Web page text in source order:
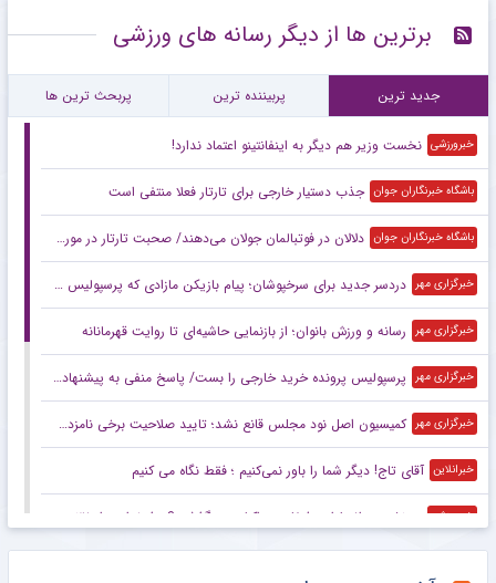
۲۰:۲۴ رونمایی از آخرین حریف تدارکاتی پرسپولیس پیش از آغاز لیگ برتر
۱۷:۴۲
۱۷:۴۰
۱۷:۳۷ کاپیتان پرسپولیس مقصد جدید خود را انتخاب کرد + جزئیات
۱۶:۰۱ زلزله بزرگ در فیفا ؛ ریاست جیانی اینفانتینو به خطر افتاد !! + جزئیات
برترین ها از دیگر رسانه های ورزشی
جدید ترین پربیننده ترین پربحث ترین ها
نخست وزیر هم دیگر به اینفانتینو اعتماد ندارد!
خبرگزاری مهر دردسر جدید برای سرخپوشان؛ پیام بازیکن مازادی که پرسپولیس را نگران کرد!